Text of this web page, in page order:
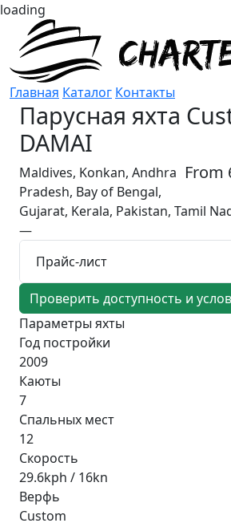
loading
Главная Каталог Контакты
Парусная яхта
DAMAI
From
Maldives, Konkan, Andhra
Pradesh, Bay of Bengal,
Gujarat, Kerala, Pakistan, Tamil
—
Прайс-лист
Проверить доступность и
Параметры яхты
Год постройки
2009
Каюты
7
Спальных мест
12
Скорость
29.6kph / 16kn
Верфь
Custom